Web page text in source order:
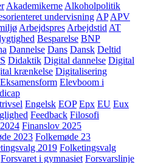
Akademikerne Alkoholpolitik
undervisning AP APV
Arbejdspres Arbejdstid AT
Besparelse BNP
Dannelse Dans Dansk Deltid
Didaktik Digital dannelse Digital
krænkelse Digitalisering
Eksamensform Elevboom i
Engelsk EOP Epx EU Eux
Feedback Filosofi
Finanslov 2025
2023 Folkemøde 23
2019 Folketingsvalg
Forsvaret i gymnasiet Forsvarslinje